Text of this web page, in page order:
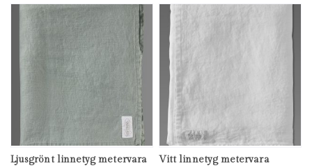
Ljusgrönt linnetyg metervara Vitt linnetyg metervara